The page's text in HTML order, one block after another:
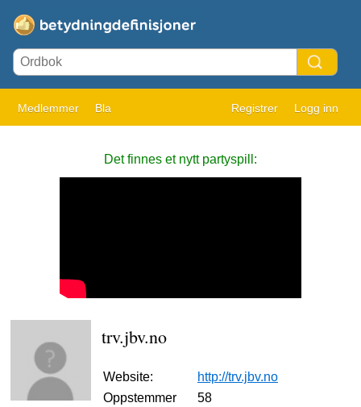
Medlemmer Bla Registrer Logg inn
Det finnes et nytt partyspill:
trv.jbv.no
Website:
http://trv.jbv.no
Oppstemmer
58